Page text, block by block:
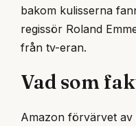
bakom kulisserna
regissör Roland
från tv-eran.
Vad som
Amazon förvärvet av